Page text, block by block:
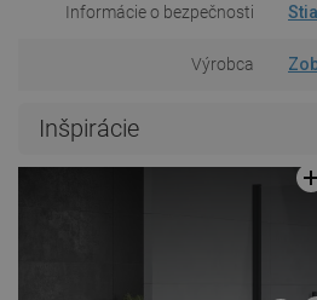
Informácie o bezpečnosti
Výrobca
Inšpirácie